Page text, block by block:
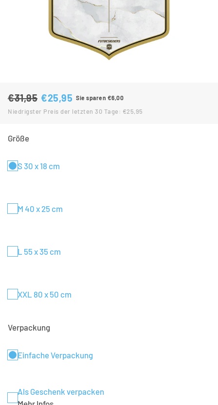
Normaler Preis
€31,95
Sonderpreis€25,95 Sie sparen €6,00
Niedrigster Preis der letzten 30 Tage: €25,95
Größe
S 30 x 18 cm
M 40 x 25 cm
L 55 x 35 cm
XXL 80 x 50 cm
Verpackung
Einfache Verpackung
Als Geschenk verpacken